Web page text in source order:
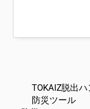
TOKAIZ脱出
防災ツール